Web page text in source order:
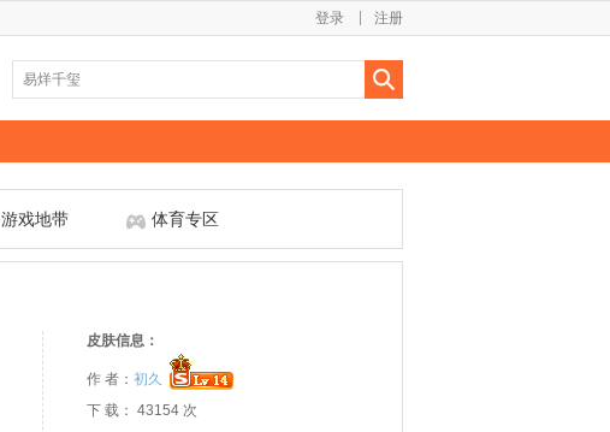
注册
登录
游戏地带 体育专区
皮肤信息：
作 者： 初久
下 载： 43154 次